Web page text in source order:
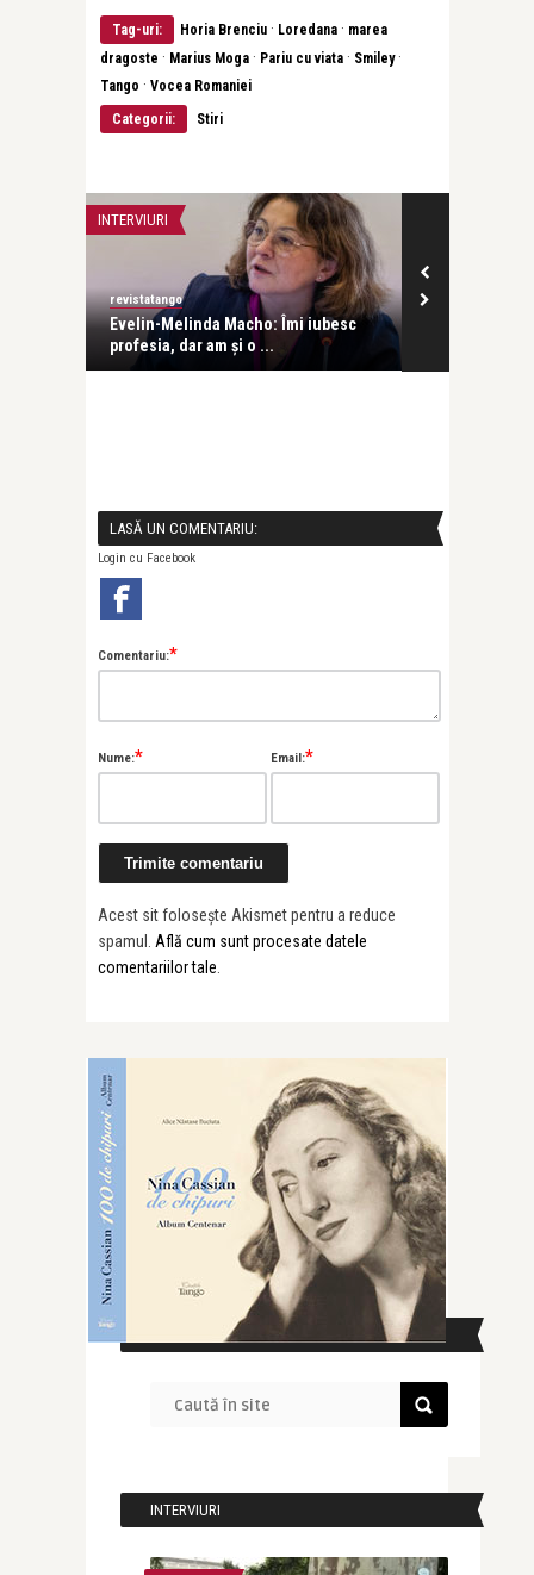
Tag-uri: Horia Brenciu · Loredana · marea
dragoste · Marius Moga · Pariu cu viata · Smiley·
Tango · Vocea Romaniei
Categorii:
Stiri
INTERVIURI
revistatango
Evelin-Melinda Macho: Îmi iubesc
profesia, dar am și o ...
LASĂ UN COMENTARIU:
Login cu Facebook
Comentariu:*
Nume:* Email:*
Acest sit folosește Akismet pentru a reduce
spamul. Află cum sunt procesate datele
comentariilor tale
CAUTĂ ÎN SITE
INTERVIURI